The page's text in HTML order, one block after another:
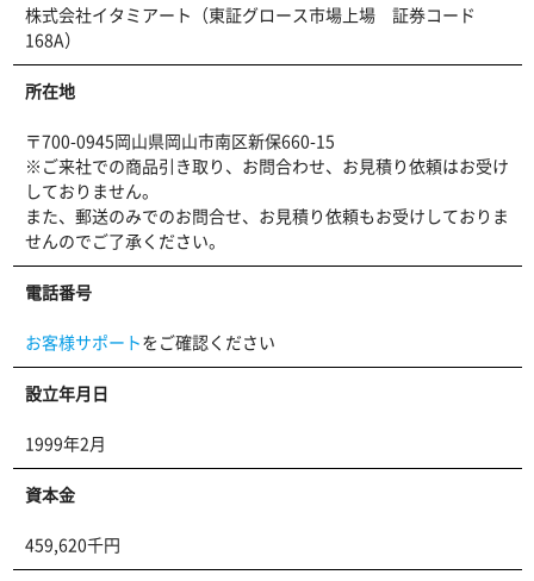
株式会社イタミアート（東証グロース市場上場 証券コード
168A）
所在地
〒700-0945岡山県岡山市南区新保660-15
※ご来社での商品引き取り、お問合わせ、お見積り依頼はお受け
しておりません。
また、郵送のみでのお問合せ、お見積り依頼もお受けしておりま
せんのでご了承ください。
電話番号
お客様サポートをご確認ください
設立年月日
1999年2月
資本金
459,620千円